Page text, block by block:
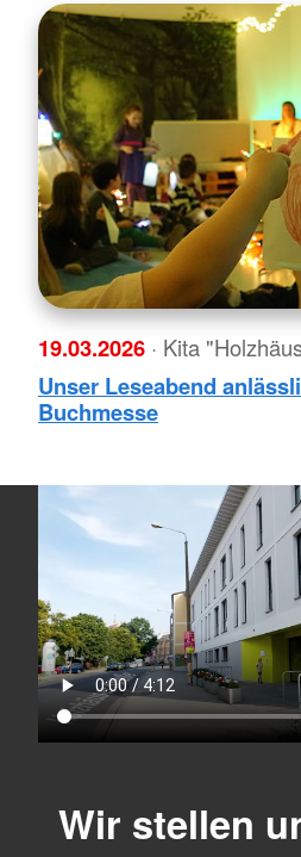
19.03.2026 · Kita
Unser Leseabend
Buchmesse
Wir stellen